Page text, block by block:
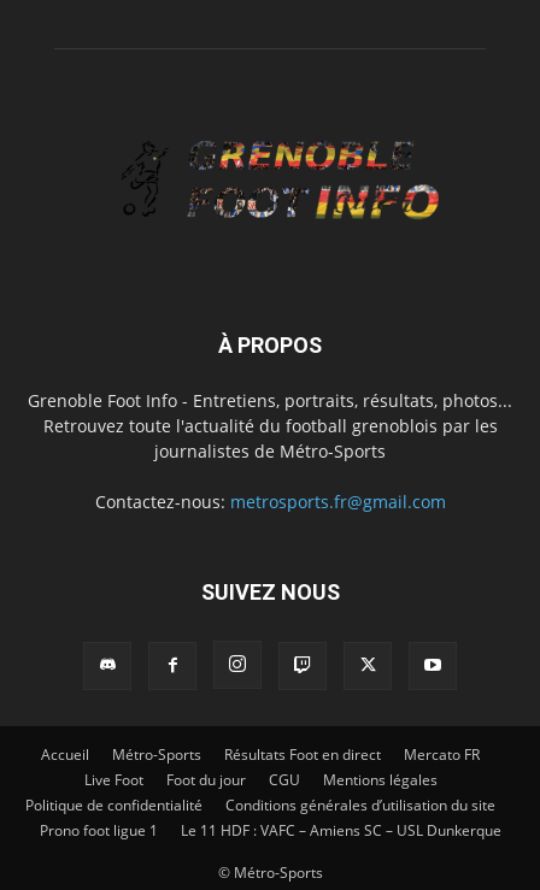
À PROPOS
Grenoble Foot Info - Entretiens, portraits, résultats, photos...
Retrouvez toute l'actualité du football grenoblois par les
journalistes de Métro-Sports
Contactez-nous: metrosports.fr@gmail.com
SUIVEZ NOUS
Accueil Métro-Sports Résultats Foot en direct
Mercato FR
Live Foot
Foot du jour CGU
Mentions légales
Politique de confidentialité
Conditions générales d’utilisation du site
Prono foot ligue 1
Le 11 HDF : VAFC – Amiens SC – USL Dunkerque
© Métro-Sports